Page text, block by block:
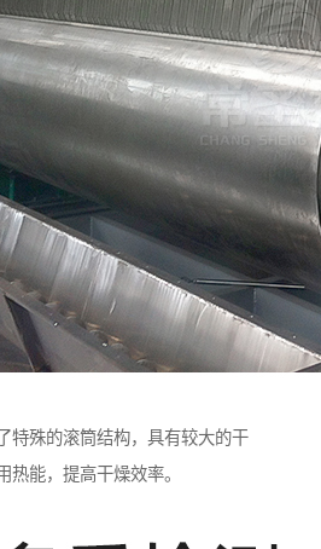
特殊的滚筒结构，具有较大的干
热能，提高干燥效率。